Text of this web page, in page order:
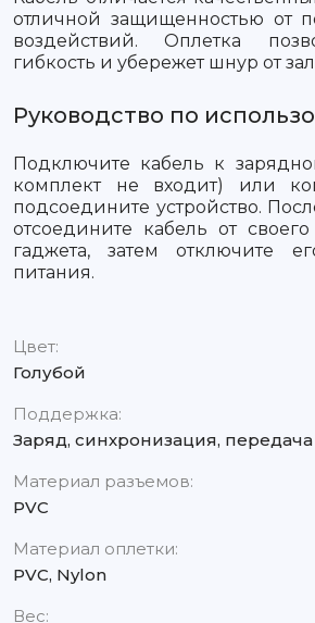
отличной защищенностью от
воздействий. Оплетка
гибкость и убережет шнур от
Руководство по
Подключите кабель к
комплект не входит) или
подсоедините устройство.
отсоедините кабель от
гаджета, затем отключите
питания.
Цвет:
Голубой
Поддержка:
Заряд, синхронизация,
Материал разъемов:
PVC
Материал оплетки:
PVC, Nylon
Вес: